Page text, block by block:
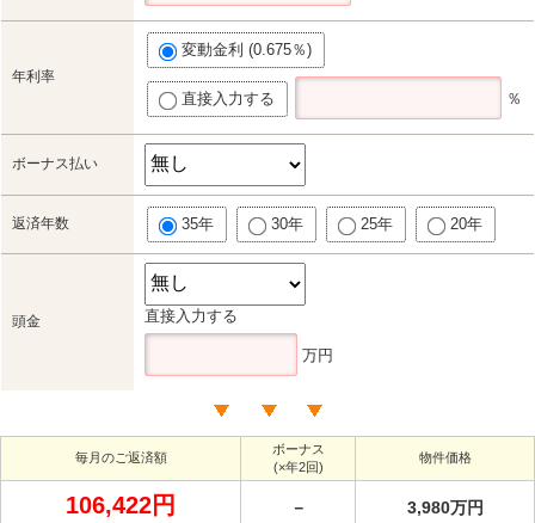
年利率
変動金利 (0.675％)
直接入力する ％
ボーナス払い
返済年数 35年 30年 25年 20年
頭金 直接入力する
万円
毎月のご返済額
ボーナス
(×年2回)
物件価格
106,422円 － 3,980万円